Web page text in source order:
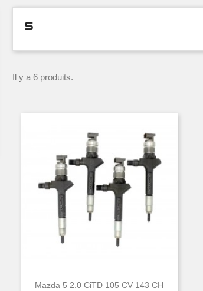
5
Il y a 6 produits.
Mazda 5 2.0 CiTD 105 CV 143 CH